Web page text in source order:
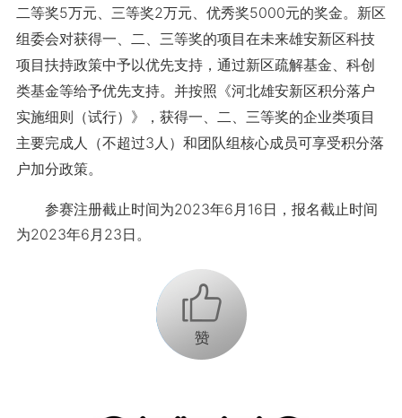
二等奖5万元、三等奖2万元、优秀奖5000元的奖金。新区
组委会对获得一、二、三等奖的项目在未来雄安新区科技
项目扶持政策中予以优先支持，通过新区疏解基金、科创
类基金等给予优先支持。并按照《河北雄安新区积分落户
实施细则（试行）》，获得一、二、三等奖的企业类项目
主要完成人（不超过3人）和团队组核心成员可享受积分落
户加分政策。
参赛注册截止时间为2023年6月16日，报名截止时间
为2023年6月23日。
+1